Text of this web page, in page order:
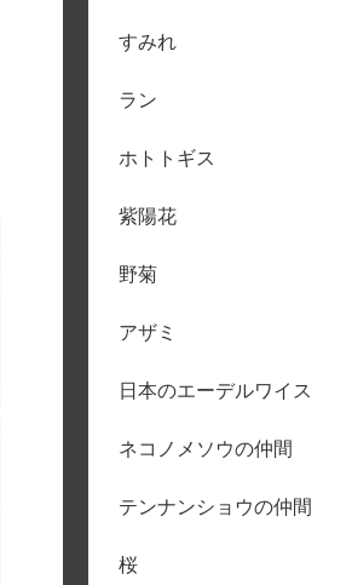
すみれ
ラン
ホトトギス
紫陽花
野菊
アザミ
日本のエーデルワイス
ネコノメソウの仲間
テンナンショウの仲間
桜